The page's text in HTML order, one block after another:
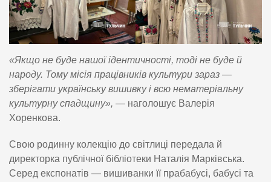
«Якщо не буде нашої ідентичності, тоді не буде й
народу. Тому місія працівників культури зараз —
зберігати українську вишивку і всю нематеріальну
культурну спадщину», — наголошує Валерія
Хоренкова.
Свою родинну колекцію до світлиці передала й
директорка публічної бібліотеки Наталія Марківська.
Серед експонатів — вишиванки її прабабусі, бабусі та